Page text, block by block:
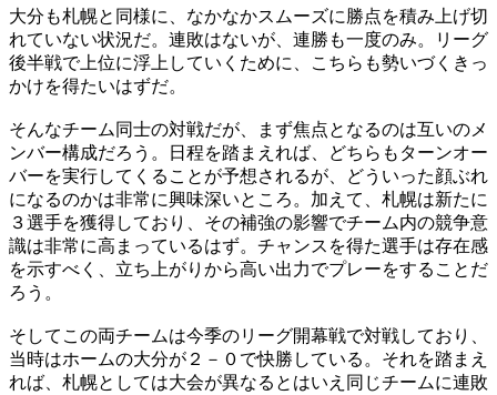
大分も札幌と同様に、なかなかスムーズに勝点を積み上げ切
れていない状況だ。連敗はないが、連勝も一度のみ。リーグ
後半戦で上位に浮上していくために、こちらも勢いづくきっ
かけを得たいはずだ。
そんなチーム同士の対戦だが、まず焦点となるのは互いのメ
ンバー構成だろう。日程を踏まえれば、どちらもターンオー
バーを実行してくることが予想されるが、どういった顔ぶれ
になるのかは非常に興味深いところ。加えて、札幌は新たに
３選手を獲得しており、その補強の影響でチーム内の競争意
識は非常に高まっているはず。チャンスを得た選手は存在感
を示すべく、立ち上がりから高い出力でプレーをすることだ
ろう。
そしてこの両チームは今季のリーグ開幕戦で対戦しており、
当時はホームの大分が２－０で快勝している。それを踏まえ
れば、札幌としては大会が異なるとはいえ同じチームに連敗